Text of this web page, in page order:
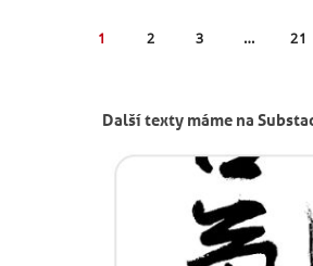
STRÁNKOVÁNÍ
PAGE
1 PAGE
2 PAGE
3 … 21
Další texty máme na